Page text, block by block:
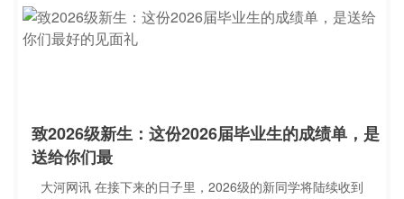
致2026级新生：这份2026届毕业生的成绩单，是
送给你们最
大河网讯 在接下来的日子里，2026级的新同学将陆续收到